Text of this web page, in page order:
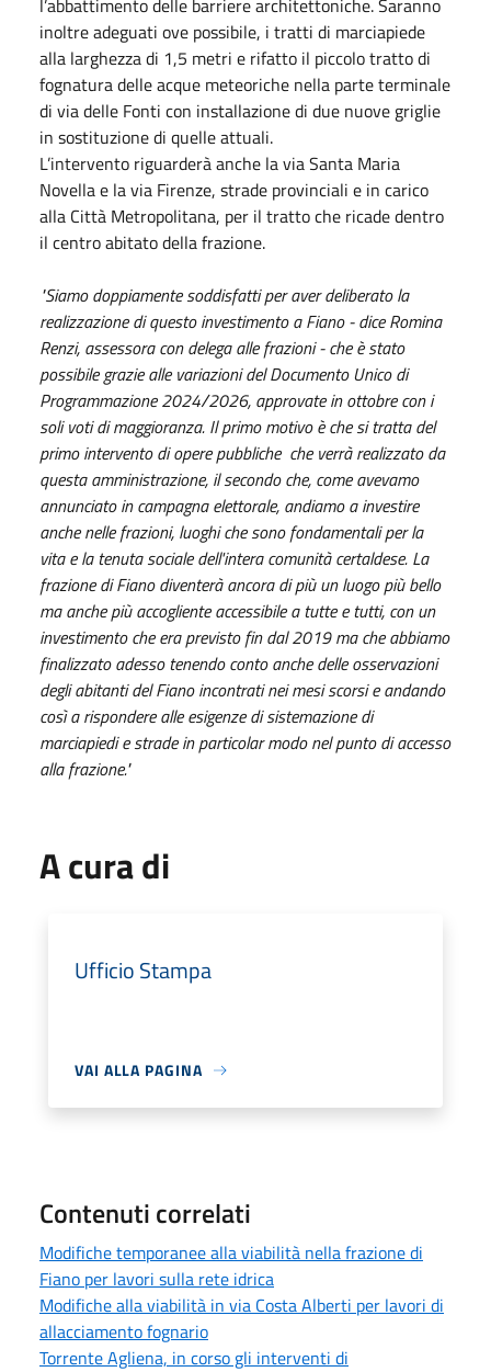
l’abbattimento delle barriere architettoniche. Saranno
inoltre adeguati ove possibile, i tratti di marciapiede
alla larghezza di 1,5 metri e rifatto il piccolo tratto di
fognatura delle acque meteoriche nella parte terminale
di via delle Fonti con installazione di due nuove griglie
in sostituzione di quelle attuali.
L’intervento riguarderà anche la via Santa Maria
Novella e la via Firenze, strade provinciali e in carico
alla Città Metropolitana, per il tratto che ricade dentro
il centro abitato della frazione.
"Siamo doppiamente soddisfatti per aver deliberato la
realizzazione di questo investimento a Fiano - dice Romina
Renzi, assessora con delega alle frazioni - che è stato
possibile grazie alle variazioni del Documento Unico di
Programmazione 2024/2026, approvate in ottobre con i
soli voti di maggioranza. Il primo motivo è che si tratta del
primo intervento di opere pubbliche che verrà realizzato da
questa amministrazione, il secondo che, come avevamo
annunciato in campagna elettorale, andiamo a investire
anche nelle frazioni, luoghi che sono fondamentali per la
vita e la tenuta sociale dell'intera comunità certaldese. La
frazione di Fiano diventerà ancora di più un luogo più bello
ma anche più accogliente accessibile a tutte e tutti, con un
investimento che era previsto fin dal 2019 ma che abbiamo
finalizzato adesso tenendo conto anche delle osservazioni
degli abitanti del Fiano incontrati nei mesi scorsi e andando
così a rispondere alle esigenze di sistemazione di
marciapiedi e strade in particolar modo nel punto di accesso
alla frazione."
A cura di
Ufficio Stampa
VAI ALLA PAGINA
Contenuti correlati
Modifiche temporanee alla viabilità nella frazione di
Fiano per lavori sulla rete idrica
Modifiche alla viabilità in via Costa Alberti per lavori di
allacciamento fognario
Torrente Agliena, in corso gli interventi di